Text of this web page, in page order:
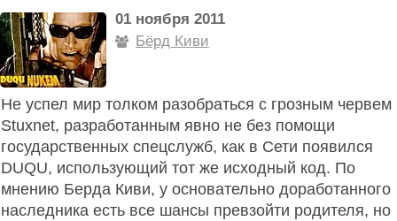
01 ноября 2011
Бёрд Киви
Не успел мир толком разобраться с грозным червем
Stuxnet, разработанным явно не без помощи
государственных спецслужб, как в Сети появился
DUQU, использующий тот же исходный код. По
мнению Берда Киви, у основательно доработанного
наследника есть все шансы превзойти родителя, но